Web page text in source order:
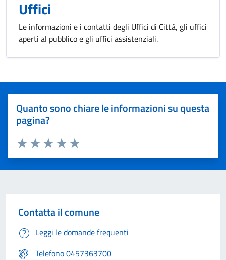
Uffici
Le informazioni e i contatti degli Uffici di Città, gli uffici
aperti al pubblico e gli uffici assistenziali.
Quanto sono chiare le informazioni su questa
pagina?
Valuta 5 stelle su 5
Valuta 4 stelle su 5
Valuta 3 stelle su 5
Valuta 2 stelle su 5
Valuta 1 stelle su 5
Contatta il comune
Leggi le domande frequenti
Telefono 0457363700